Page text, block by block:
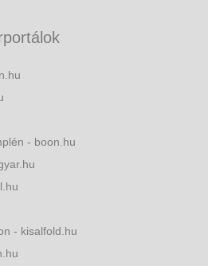
- boon.hu
- kisalfold.hu